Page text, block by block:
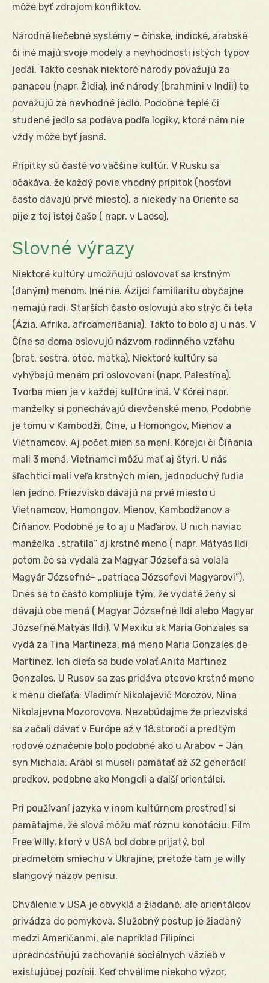
môže byť zdrojom konfliktov.
Národné liečebné systémy – čínske, indické, arabské
či iné majú svoje modely a nevhodnosti istých typov
jedál. Takto cesnak niektoré národy považujú za
panaceu (napr. Židia), iné národy (brahmini v Indii) to
považujú za nevhodné jedlo. Podobne teplé či
studené jedlo sa podáva podľa logiky, ktorá nám nie
vždy môže byť jasná.
Prípitky sú časté vo väčšine kultúr. V Rusku sa
očakáva, že každý povie vhodný prípitok (hosťovi
často dávajú prvé miesto), a niekedy na Oriente sa
pije z tej istej čaše ( napr. v Laose).
Slovné výrazy
Niektoré kultúry umožňujú oslovovať sa krstným
(daným) menom. Iné nie. Ázijci familiaritu obyčajne
nemajú radi. Starších často oslovujú ako strýc či teta
(Ázia, Afrika, afroameričania). Takto to bolo aj u nás. V
Číne sa doma oslovujú názvom rodinného vzťahu
(brat, sestra, otec, matka). Niektoré kultúry sa
vyhýbajú menám pri oslovovaní (napr. Palestína).
Tvorba mien je v každej kultúre iná. V Kórei napr.
manželky si ponechávajú dievčenské meno. Podobne
je tomu v Kambodži, Číne, u Homongov, Mienov a
Vietnamcov. Aj počet mien sa mení. Kórejci či Číňania
mali 3 mená, Vietnamci môžu mať aj štyri. U nás
šľachtici mali veľa krstných mien, jednoduchý ľudia
len jedno. Priezvisko dávajú na prvé miesto u
Vietnamcov, Homongov, Mienov, Kambodžanov a
Číňanov. Podobné je to aj u Maďarov. U nich naviac
manželka „stratila“ aj krstné meno ( napr. Mátyás Ildi
potom čo sa vydala za Magyar Józsefa sa volala
Magyár Józsefné- „patriaca Józsefovi Magyarovi“).
Dnes sa to často kompliuje tým, že vydaté ženy si
dávajú obe mená ( Magyar Józsefné Ildi alebo Magyar
Józsefné Mátyás Ildi). V Mexiku ak Maria Gonzales sa
vydá za Tina Martineza, má meno Maria Gonzales de
Martinez. Ich dieťa sa bude volať Anita Martinez
Gonzales. U Rusov sa zas pridáva otcovo krstné meno
k menu dieťaťa: Vladimír Nikolajevič Morozov, Nina
Nikolajevna Mozorovova. Nezabúdajme že priezviská
sa začali dávať v Európe až v 18.storočí a predtým
rodové označenie bolo podobné ako u Arabov – Ján
syn Michala. Arabi si museli pamätať až 32 generácií
predkov, podobne ako Mongoli a ďalší orientálci.
Pri používaní jazyka v inom kultúrnom prostredí si
pamätajme, že slová môžu mať rôznu konotáciu. Film
Free Willy, ktorý v USA bol dobre prijatý, bol
predmetom smiechu v Ukrajine, pretože tam je willy
slangový názov penisu.
Chválenie v USA je obvyklá a žiadané, ale orientálcov
privádza do pomykova. Služobný postup je žiadaný
medzi Američanmi, ale napríklad Filipínci
uprednostňujú zachovanie sociálnych väzieb v
existujúcej pozícii. Keď chválime niekoho výzor,